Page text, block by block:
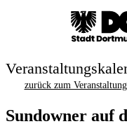
zurück zum
Sundowner auf